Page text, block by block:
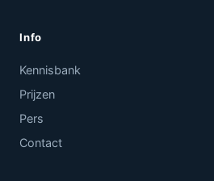
Info
Kennisbank
Prijzen
Pers
Contact